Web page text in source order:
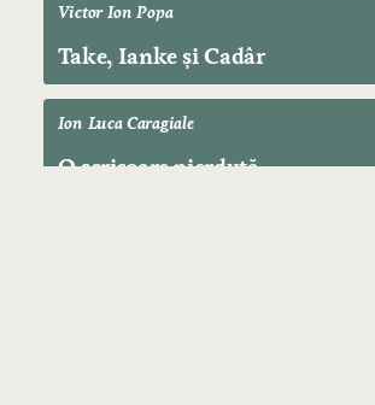
Victor Ion Popa
Take, Ianke și Cadâr
Ion Luca Caragiale
O scrisoare pierdută